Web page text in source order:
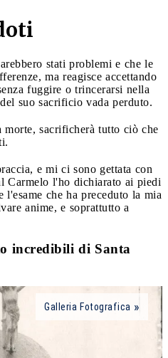
stati problemi e che le
ma reagisce accettando
fuggire o trincerarsi nella
suo sacrificio vada perduto.
sacrificherà tutto ciò che
e mi ci sono gettata con
Carmelo l'ho dichiarato ai piedi
l'esame che ha preceduto la mia
anime, e soprattutto a
incredibili di Santa
Galleria Fotografica